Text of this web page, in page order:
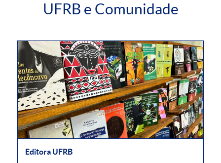
UFRB e Comunidade
Editora UFRB